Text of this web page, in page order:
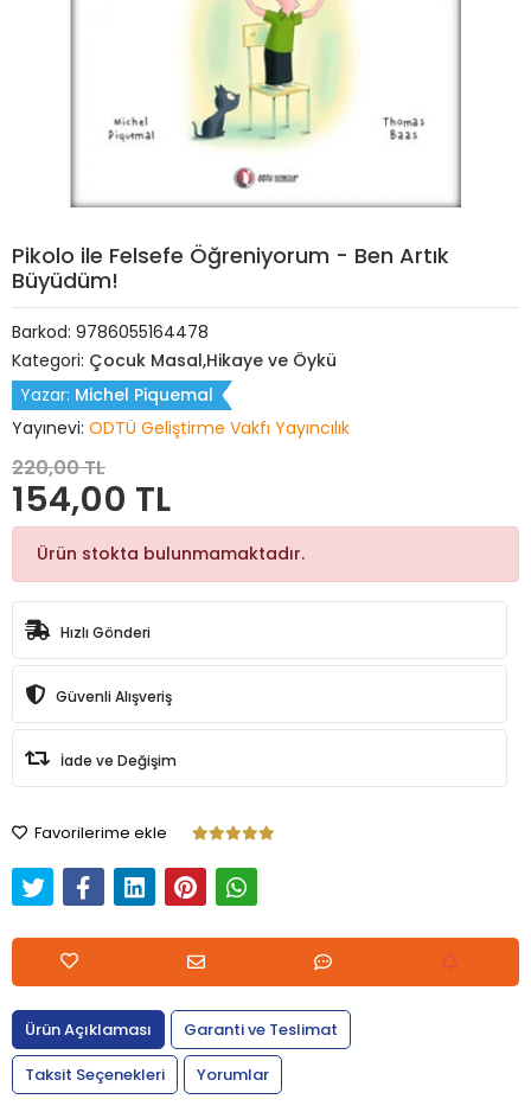
Pikolo ile Felsefe Öğreniyorum - Ben Artık
Büyüdüm!
Barkod: 9786055164478
Kategori: Çocuk Masal,Hikaye ve Öykü
Yazar: Michel Piquemal
Yayınevi: ODTÜ Geliştirme Vakfı Yayıncılık
220,00 TL
154,00 TL
Ürün stokta bulunmamaktadır.
Hızlı Gönderi
Güvenli Alışveriş
İade ve Değişim
Favorilerime ekle
Ürün Açıklaması
Garanti ve Teslimat
Taksit Seçenekleri
Yorumlar